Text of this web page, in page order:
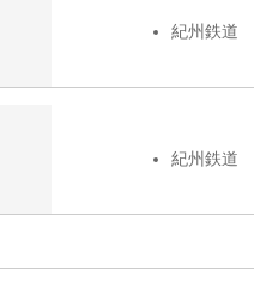
紀州鉄道
紀州鉄道